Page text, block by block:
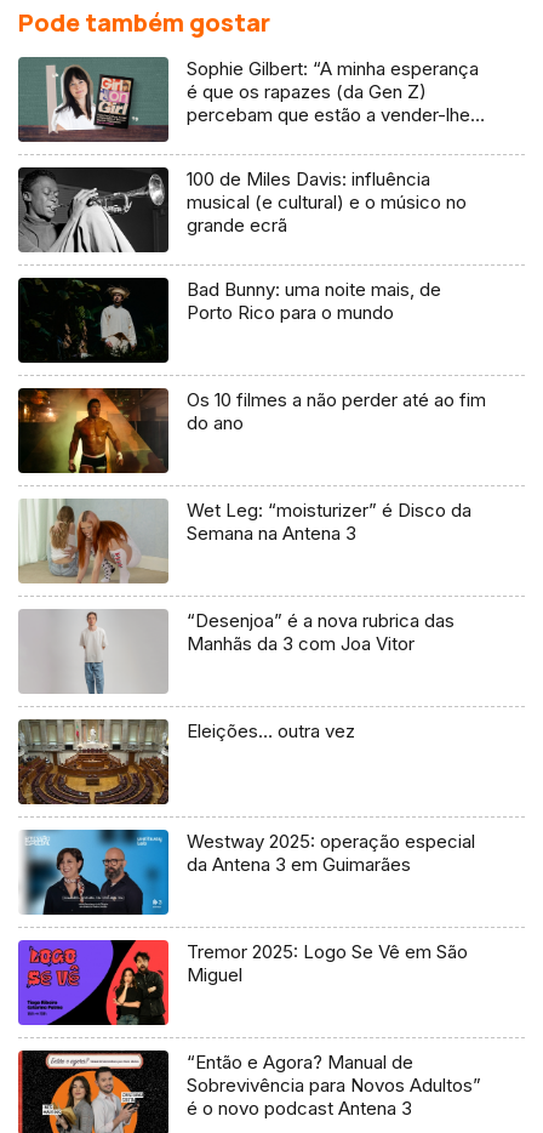
Pode também gostar
Sophie Gilbert: “A minha esperança
é que os rapazes (da Gen Z)
percebam que estão a vender-lhes
100 de Miles Davis: influência
musical (e cultural) e o músico no
grande ecrã
Bad Bunny: uma noite mais, de
Porto Rico para o mundo
Os 10 filmes a não perder até ao fim
do ano
Wet Leg: “moisturizer” é Disco da
Semana na Antena 3
“Desenjoa” é a nova rubrica das
Manhãs da 3 com Joa Vitor
Eleições… outra vez
Westway 2025: operação especial
da Antena 3 em Guimarães
Tremor 2025: Logo Se Vê em São
Miguel
“Então e Agora? Manual de
Sobrevivência para Novos Adultos”
é o novo podcast Antena 3